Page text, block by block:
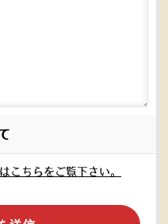
こちらをご覧下さい。